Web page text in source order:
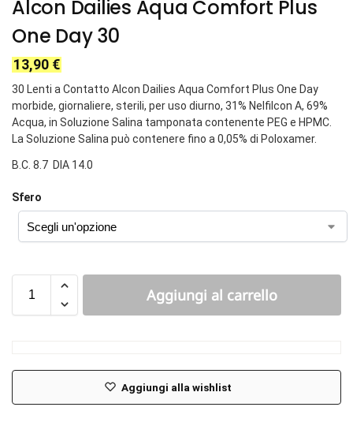
Alcon Dailies Aqua Comfort Plus
One Day 30
13,90 €
30 Lenti a Contatto Alcon Dailies Aqua Comfort Plus One Day
morbide, giornaliere, sterili, per uso diurno, 31% Nelfilcon A, 69%
Acqua, in Soluzione Salina tamponata contenente PEG e HPMC.
La Soluzione Salina può contenere fino a 0,05% di Poloxamer.
B.C. 8.7 DIA 14.0
Sfero
Aggiungi al carrello
Aggiungi alla wishlist